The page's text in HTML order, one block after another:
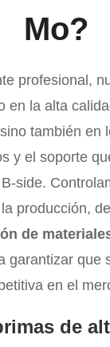
Mo?
profesional,
en la alta
también en
y el soporte
side.
producción,
de
garantizar que
en el
de